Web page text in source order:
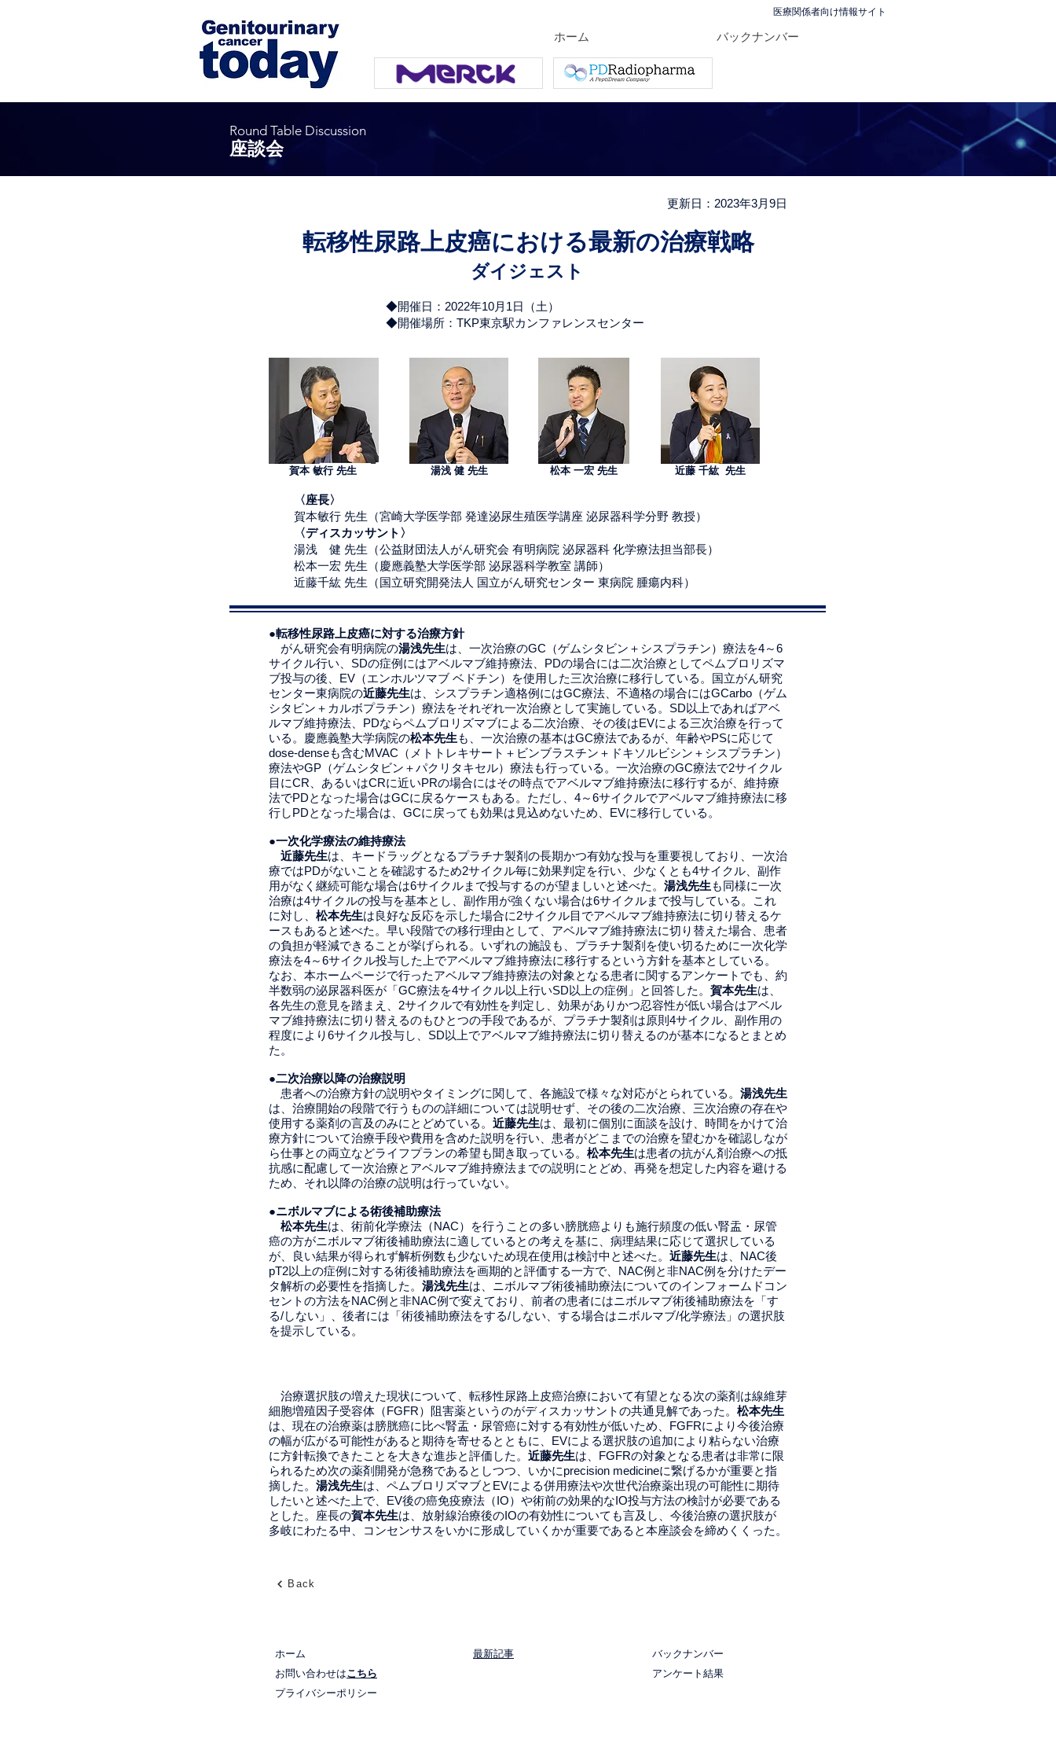
医療関係者向け情報サイト
ホーム バックナンバー
Round Table Discussion
座談会
更新日：2023年3月9日
転移性尿路上皮癌における最新の治療戦略
ダイジェスト
◆開催日：2022年10月1日（土）
​◆開催場所：TKP東京駅カンファレンスセンター
賀本 敏行 先生 湯浅 健 先生 松本 一宏 先生 近藤 千紘 先生
〈座長〉
賀本敏行 先生（宮崎大学医学部 発達泌尿生殖医学講座 泌尿器科学分野 教授）
〈ディスカッサント〉
湯浅 健 先生（公益財団法人がん研究会 有明病院 泌尿器科 化学療法担当部長）
松本一宏 先生（慶應義塾大学医学部 泌尿器科学教室 講師）
近藤千紘 先生（国立研究開発法人 国立がん研究センター 東病院 腫瘍内科）
●転移性尿路上皮癌に対する治療方針
がん研究会有明病院の湯浅先生は、一次治療のGC（ゲムシタビン＋シスプラチン）療法を4～6
サイクル行い、SDの症例にはアベルマブ維持療法、PDの場合には二次治療としてペムブロリズマ
ブ投与の後、EV（エンホルツマブ ベドチン）を使用した三次治療に移行している。国立がん研究
センター東病院の近藤先生は、シスプラチン適格例にはGC療法、不適格の場合にはGCarbo（ゲム
シタビン＋カルボプラチン）療法をそれぞれ一次治療として実施している。SD以上であればアベ
ルマブ維持療法、PDならペムブロリズマブによる二次治療、その後はEVによる三次治療を行って
いる。慶應義塾大学病院の松本先生も、一次治療の基本はGC療法であるが、年齢やPSに応じて
dose-denseも含むMVAC（メトトレキサート＋ビンブラスチン＋ドキソルビシン＋シスプラチン）
療法やGP（ゲムシタビン＋パクリタキセル）療法も行っている。一次治療のGC療法で2サイクル
目にCR、あるいはCRに近いPRの場合にはその時点でアベルマブ維持療法に移行するが、維持療
法でPDとなった場合はGCに戻るケースもある。ただし、4～6サイクルでアベルマブ維持療法に移
行しPDとなった場合は、GCに戻っても効果は見込めないため、EVに移行している。
●一次化学療法の維持療法
近藤先生は、キードラッグとなるプラチナ製剤の長期かつ有効な投与を重要視しており、一次治
療ではPDがないことを確認するため2サイクル毎に効果判定を行い、少なくとも4サイクル、副作
用がなく継続可能な場合は6サイクルまで投与するのが望ましいと述べた。 湯浅先生も同様に一次
治療は4サイクルの投与を基本とし、副作用が強くない場合は6サイクルまで投与している。これ
に対し、 松本先生は良好な反応を示した場合に2サイクル目でアベルマブ維持療法に切り替えるケ
ースもあると述べた。早い段階での移行理由として、アベルマブ維持療法に切り替えた場合、患者
の負担が軽減できることが挙げられる。いずれの施設も、プラチナ製剤を使い切るために一次化学
療法を4～6サイクル投与した上でアベルマブ維持療法に移行するという方針を基本としている。
なお、本ホームページで行ったアベルマブ維持療法の対象となる患者に関するアンケートでも、約
半数弱の泌尿器科医が「GC療法を4サイクル以上行いSD以上の症例」と回答した。賀本先生は、
各先生の意見を踏まえ、2サイクルで有効性を判定し、効果がありかつ忍容性が低い場合はアベル
マブ維持療法に切り替えるのもひとつの手段であるが、プラチナ製剤は原則4サイクル、副作用の
程度により6サイクル投与し、SD以上でアベルマブ維持療法に切り替えるのが基本になるとまとめ
た。
●二次治療以降の治療説明
患者への治療方針の説明やタイミングに関して、各施設で様々な対応がとられている。 湯浅先生
は、治療開始の段階で行うものの詳細については説明せず、その後の二次治療、三次治療の存在や
使用する薬剤の言及のみにとどめている。 近藤先生は、最初に個別に面談を設け、時間をかけて治
療方針について治療手段や費用を含めた説明を行い、患者がどこまでの治療を望むかを確認しなが
ら仕事との両立などライフプランの希望も聞き取っている。 松本先生は患者の抗がん剤治療への抵
抗感に配慮して一次治療とアベルマブ維持療法までの説明にとどめ、再発を想定した内容を避ける
ため、それ以降の治療の説明は行っていない。
●ニボルマブによる術後補助療法
松本先生は、術前化学療法（NAC）を行うことの多い膀胱癌よりも施行頻度の低い腎盂・尿管
癌の方がニボルマブ術後補助療法に適しているとの考えを基に、病理結果に応じて選択している
が、良い結果が得られず解析例数も少ないため現在使用は検討中と述べた。 近藤先生は、NAC後
pT2以上の症例に対する術後補助療法を画期的と評価する一方で、NAC例と非NAC例を分けたデー
タ解析の必要性を指摘した。 湯浅先生は、ニボルマブ術後補助療法についてのインフォームドコン
セントの方法をNAC例と非NAC例で変えており、前者の患者にはニボルマブ術後補助療法を「す
る/しない」、後者には「術後補助療法をする/しない、する場合はニボルマブ/化学療法」の選択肢
を提示している。
治療選択肢の増えた現状について、転移性尿路上皮癌治療において有望となる次の薬剤は線維芽
細胞増殖因子受容体（FGFR）阻害薬というのがディスカッサントの共通見解であった。 松本先生
は、現在の治療薬は膀胱癌に比べ腎盂・尿管癌に対する有効性が低いため、FGFRにより今後治療
の幅が広がる可能性があると期待を寄せるとともに、EVによる選択肢の追加により粘らない治療
に方針転換できたことを大きな進歩と評価した。 近藤先生は、FGFRの対象となる患者は非常に限
られるため次の薬剤開発が急務であるとしつつ、いかにprecision medicineに繋げるかが重要と指
摘した。 湯浅先生は、ペムブロリズマブとEVによる併用療法や次世代治療薬出現の可能性に期待
したいと述べた上で、EV後の癌免疫療法（IO）や術前の効果的なIO投与方法の検討が必要である
とした。座長の賀本先生は、放射線治療後のIOの有効性についても言及し、今後治療の選択肢が
多岐にわたる中、コンセンサスをいかに形成していくかが重要であると本座談会を締めくくった。
Back
ホーム
お問い合わせはこちら
​最新記事
バックナンバー
​アンケート結果
プライバシーポリシー